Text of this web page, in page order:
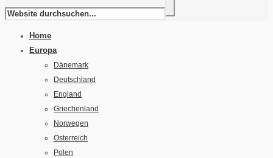
Home
Europa
Dänemark
Deutschland
England
Griechenland
Norwegen
Österreich
Polen